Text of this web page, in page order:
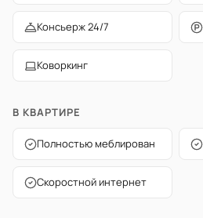
Консьерж 24/7
Коворкинг
В КВАРТИРЕ
Полностью меблирован
Скоростной интернет